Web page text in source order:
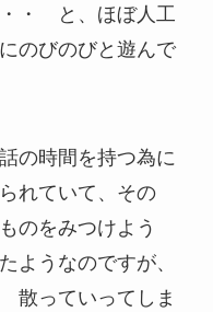
・ と、ほぼ人工
のびのびと遊んで
の時間を持つ為に
れていて、その
のをみつけよう
ようなのですが、
散っていってしま